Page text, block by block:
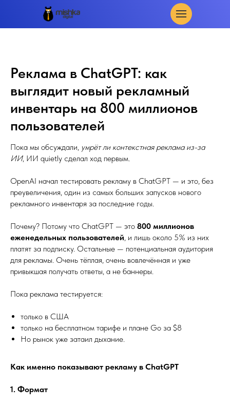
Реклама в ChatGPT: как
выглядит новый рекламный
инвентарь на 800 миллионов
пользователей
Пока мы обсуждали, умрёт ли контекстная реклама из-за
ИИ, ИИ quietly сделал ход первым.
OpenAI начал тестировать рекламу в ChatGPT — и это, без
преувеличения, один из самых больших запусков нового
рекламного инвентаря за последние годы.
Почему? Потому что ChatGPT — это 800 миллионов
еженедельных пользователей, и лишь около 5% из них
платят за подписку. Остальные — потенциальная аудитория
для рекламы. Очень тёплая, очень вовлечённая и уже
привыкшая получать ответы, а не баннеры.
Пока реклама тестируется:
только в США
только на бесплатном тарифе и плане Go за $8
Но рынок уже затаил дыхание.
Как именно показывают рекламу в ChatGPT
1. Формат